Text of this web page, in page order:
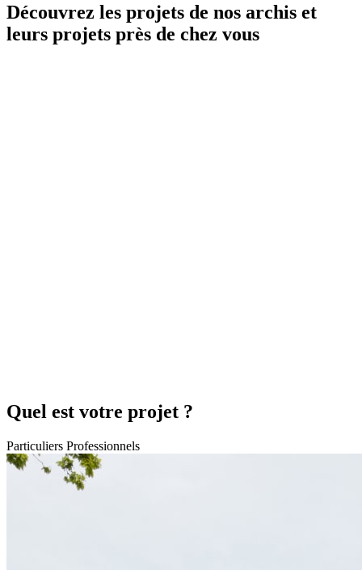
Découvrez les projets de nos archis et
leurs projets près de chez vous
Quel est votre projet ?
Particuliers Professionnels